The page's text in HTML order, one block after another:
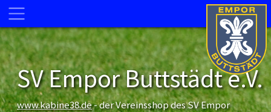
SV Empor Buttstädt e.V.
www.kabine38.de- der Vereinsshop des SV Empor